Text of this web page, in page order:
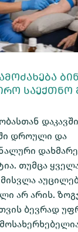
ᲡᲐᲔᲥᲗᲜᲝ
დროული და
თუმცა
არ არის.
ბევრად